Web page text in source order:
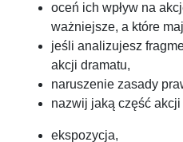
oceń ich wpływ na
ważniejsze, a które
jeśli analizujesz
akcji dramatu,
naruszenie zasady
nazwij jaką część
ekspozycja,